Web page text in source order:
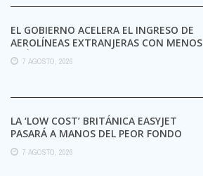
EL GOBIERNO ACELERA EL INGRESO DE
AEROLÍNEAS EXTRANJERAS CON MENOS
TRÁMITES
7 AGOSTO, 2026
LA ‘LOW COST’ BRITÁNICA EASYJET
PASARÁ A MANOS DEL PEOR FONDO
POSIBLE:
7 AGOSTO, 2026